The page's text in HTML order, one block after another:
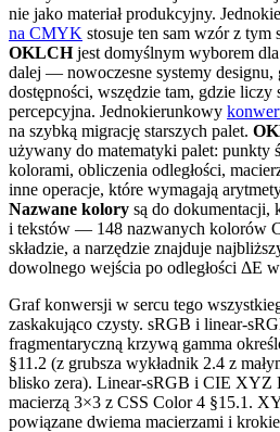
nie jako materiał produkcyjny.
na CMYK stosuje ten sam wzór z tym
OKLCHjest domyślnym wyborem
dalej — nowoczesne systemy designu,
dostępności, wszędzie tam, gdzie liczy
percepcyjna. Jednokierunkowy
na szybką migrację starszych palet.
używany do matematyki palet: punkty
kolorami, obliczenia odległości,
inne operacje, które wymagają
Nazwane kolory są do dokumentacji,
i tekstów — 148 nazwanych kolorów
składzie, a narzędzie znajduje
dowolnego wejścia po odległości ΔE
Graf konwersji w sercu tego
zaskakująco czysty. sRGB i linear-
fragmentaryczną krzywą gamma
§11.2 (z grubsza wykładnik 2.4 z
blisko zera). Linear-sRGB i CIE XYZ
macierzą 3×3 z CSS Color 4 §15.1.
powiązane dwiema macierzami i